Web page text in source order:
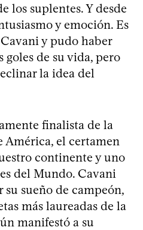
los suplentes. Y desde
y emoción. Es
y pudo haber
de su vida, pero
la idea del
finalista de la
América, el certamen
continente y uno
del Mundo. Cavani
sueño de campeón,
más laureadas de la
manifestó a su